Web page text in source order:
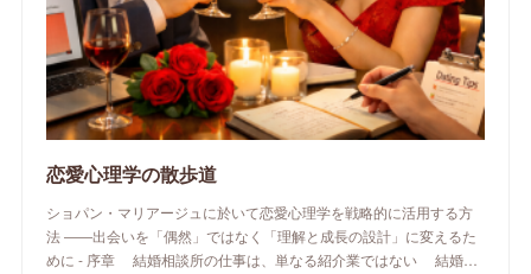
恋愛心理学の散歩道
ショパン・マリアージュに於いて恋愛心理学を戦略的に活用する方
法 ――出会いを「偶然」ではなく「理解と成長の設計」に変えるた
めに - 序章 結婚相談所の仕事は、単なる紹介業ではない 結婚…